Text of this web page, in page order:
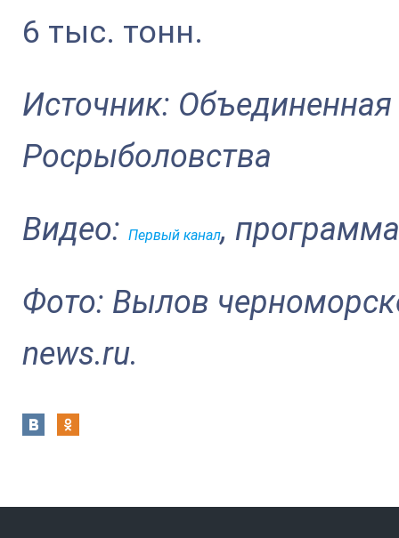
6 тыс. тонн.
Источник:
Росрыболовства
Видео: Первый канал,
Фото: Вылов
news.ru.